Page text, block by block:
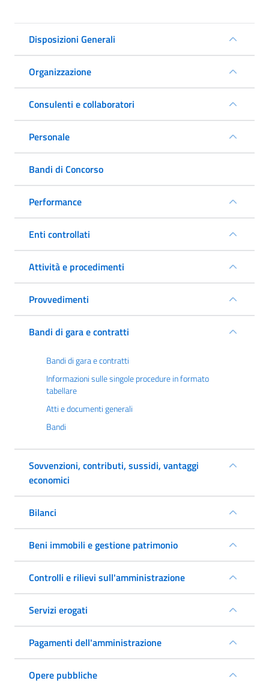
Disposizioni Generali
Organizzazione
Consulenti e collaboratori
Personale
Bandi di Concorso
Performance
Enti controllati
Attività e procedimenti
Provvedimenti
Bandi di gara e contratti
Bandi di gara e contratti
Informazioni sulle singole procedure in formato
tabellare
Atti e documenti generali
Bandi
Sovvenzioni, contributi, sussidi, vantaggi
economici
Bilanci
Beni immobili e gestione patrimonio
Controlli e rilievi sull'amministrazione
Servizi erogati
Pagamenti dell'amministrazione
Opere pubbliche